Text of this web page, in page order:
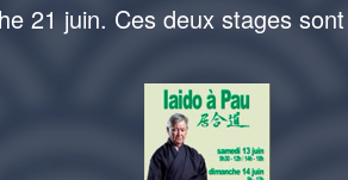
21 juin. Ces deux stages